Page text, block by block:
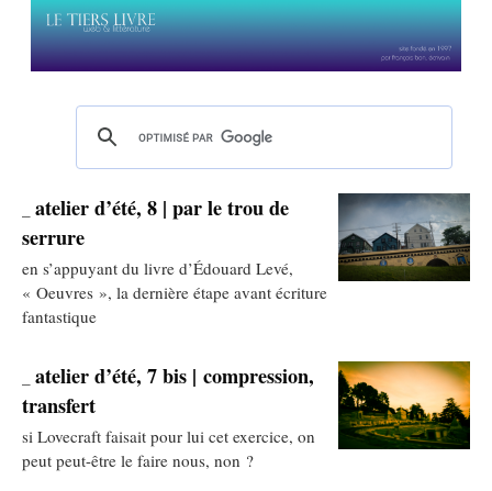
atelier d’été, 8 | par le trou de
serrure
en s’appuyant du livre d’Édouard Levé,
« Oeuvres », la dernière étape avant écriture
fantastique
atelier d’été, 7 bis | compression,
transfert
si Lovecraft faisait pour lui cet exercice, on
peut peut-être le faire nous, non ?